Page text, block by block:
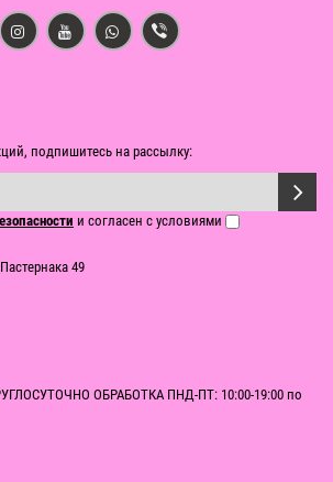
подпишитесь на рассылку:
и согласен с условиями
49
ОБРАБОТКА ПНД-ПТ: 10:00-19:00 по